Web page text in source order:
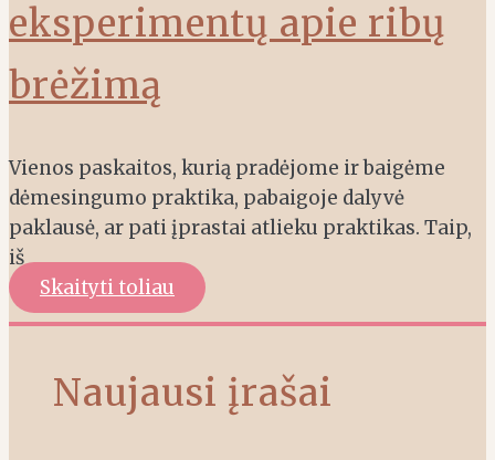
eksperimentų apie ribų
brėžimą
Vienos paskaitos, kurią pradėjome ir baigėme
dėmesingumo praktika, pabaigoje dalyvė
paklausė, ar pati įprastai atlieku praktikas. Taip,
iš
Skaityti toliau
Naujausi įrašai